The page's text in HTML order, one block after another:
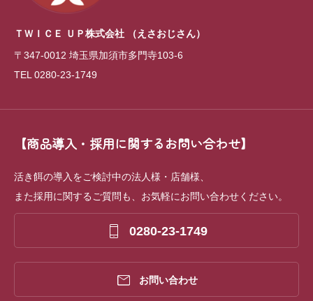
ＴＷＩＣＥ ＵＰ株式会社
（えさおじさん）
〒347-0012 埼玉県加須市多門寺103-6
TEL 0280-23-1749
【商品導入・採用に関するお問い合わせ】
活き餌の導入をご検討中の法人様・店舗様、
また採用に関するご質問も、お気軽にお問い合わせください。
 0280-23-1749
 お問い合わせ